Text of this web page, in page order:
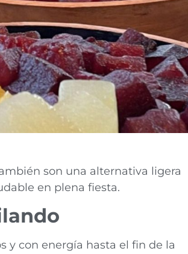
son una alternativa ligera
en plena fiesta.
y con energía hasta el fin de la